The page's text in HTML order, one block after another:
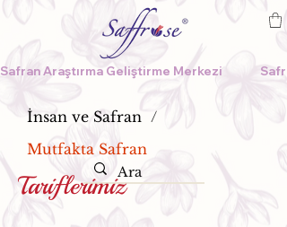
Safran Araştırma Geliştirme Merkezi
İnsan ve Safran /
Mutfakta Safran
Tariflerimiz